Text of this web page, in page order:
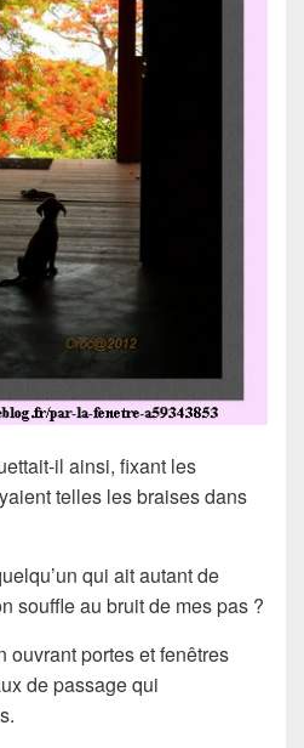
il ainsi, fixant les
telles les braises dans
qui ait autant de
souffle au bruit de mes pas ?
ouvrant portes et fenêtres
de passage qui